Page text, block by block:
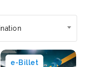
e-Billet